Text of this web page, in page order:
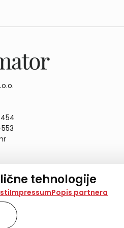
tehnologije
koristimo kolačiće i slične
na stranici te prikazujemo
tehnologije.
nužno“ prihvaćate samo
ImpressumPopis partnera